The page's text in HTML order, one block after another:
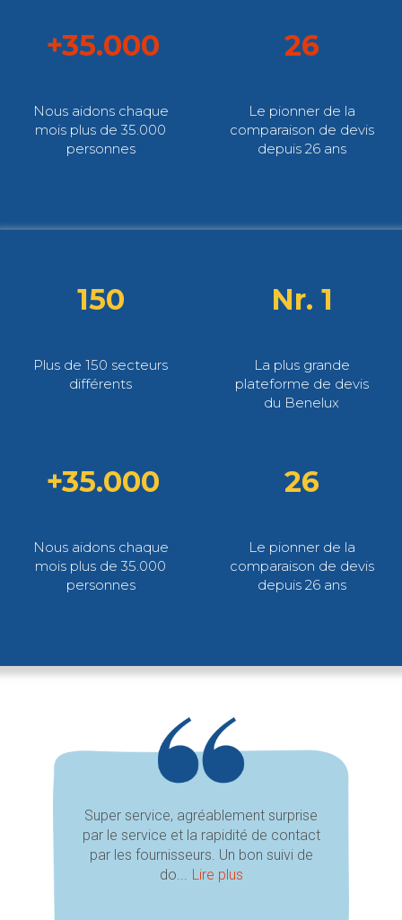
+35.000
Nous aidons chaque
mois plus de 35.000
personnes
26
Le pionner de la
comparaison de devis
depuis 26 ans
150
Plus de 150 secteurs
différents
Nr. 1
La plus grande
plateforme de devis
du Benelux
+35.000
Nous aidons chaque
mois plus de 35.000
personnes
26
Le pionner de la
comparaison de devis
depuis 26 ans
Super service, agréablement surprise
par le service et la rapidité de contact
par les fournisseurs. Un bon suivi de
do... Lire plus